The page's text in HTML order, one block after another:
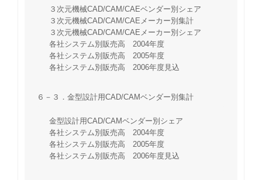
３次元機械CAD/CAM/CAEベンダー別シェア
３次元機械CAD/CAM/CAEメーカー別集計
３次元機械CAD/CAM/CAEメーカー別シェア
各社システム別販売高 2004年度
各社システム別販売高 2005年度
各社システム別販売高 2006年度見込
６－３．金型設計用CAD/CAMベンダー別集計
金型設計用CAD/CAMベンダー別シェア
各社システム別販売高 2004年度
各社システム別販売高 2005年度
各社システム別販売高 2006年度見込